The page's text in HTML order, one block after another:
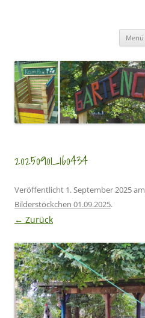
Menü
20250901_160434
Veröffentlicht 1. September 2025am
Bilderstöckchen 01.09.2025.
← Zurück